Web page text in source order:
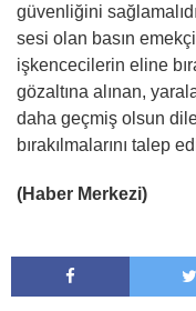
güvenliğini
sesi olan basın
işkencecilerin eline
gözaltına alınan,
daha geçmiş olsun
bırakılmalarını talep
(Haber Merkezi)